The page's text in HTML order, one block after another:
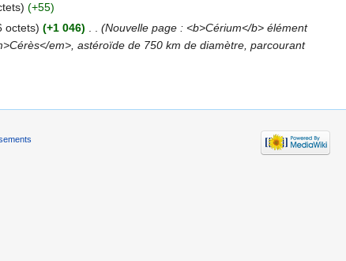
(+55)
octets) (+1 046)
(Nouvelle page : <b>Cérium</b> élément
em>, astéroïde de 750 km de diamètre, parcourant